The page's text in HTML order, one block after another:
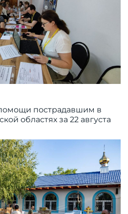
пострадавшим в
областях за 22 августа